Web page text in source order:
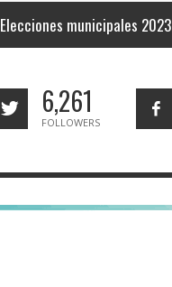
Elecciones municipales 2023
6,261
FOLLOWERS